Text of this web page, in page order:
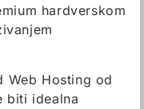
hardverskom
Web Hosting od
biti idealna